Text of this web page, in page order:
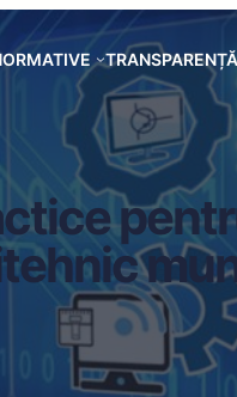
TRANSPARENȚĂ